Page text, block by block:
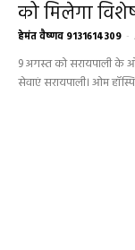
को मिलेगा
हेमंत वैष्णव 9131614309 -
9 अगस्त को सरायपाली के
सेवाएं सरायपाली। ओम